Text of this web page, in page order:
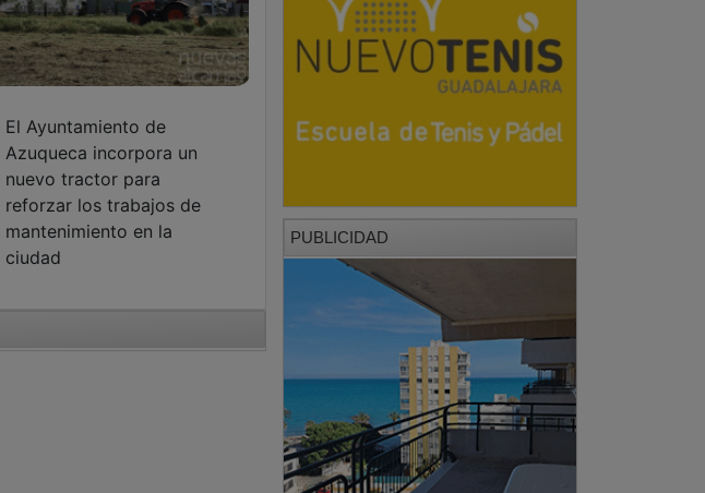
El Ayuntamiento de
Azuqueca incorpora un
nuevo tractor para
reforzar los trabajos de
mantenimiento en la
ciudad
PUBLICIDAD